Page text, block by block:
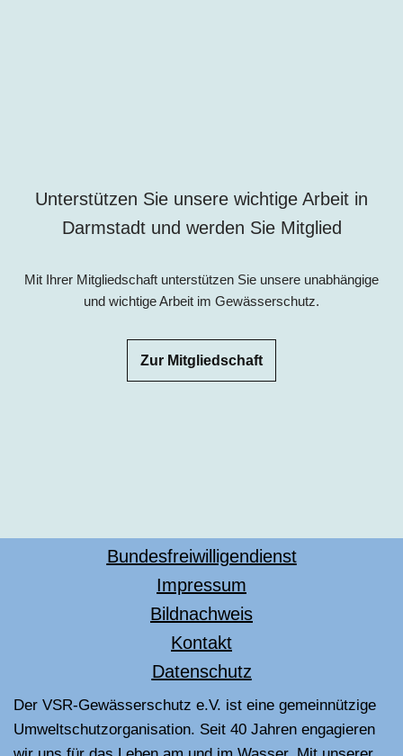
Unterstützen Sie unsere wichtige Arbeit in
Darmstadt und werden Sie Mitglied
Mit Ihrer Mitgliedschaft unterstützen Sie unsere unabhängige
und wichtige Arbeit im Gewässerschutz.
Zur Mitgliedschaft
Bundesfreiwilligendienst
Impressum
Bildnachweis
Kontakt
Datenschutz
Der VSR-Gewässerschutz e.V. ist eine gemeinnützige
Umweltschutzorganisation. Seit 40 Jahren engagieren